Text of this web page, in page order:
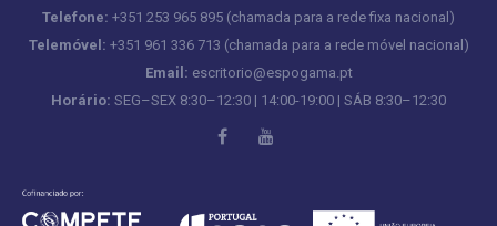
Telefone: +351 253 965 895 (chamada para a rede fixa nacional)
Telemóvel: +351 961 336 713 (chamada para a rede móvel nacional)
Email: escritorio@espogama.pt
Horário: SEG–SEX 8:30–12:30 | 14:00-19:00 | SÁB 8:30–12:30